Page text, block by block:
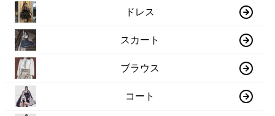
ドレス
スカート
ブラウス
コート